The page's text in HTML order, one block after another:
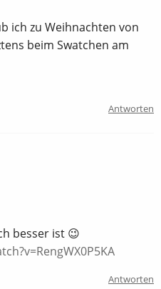
ich zu Weihnachten von
beim Swatchen am
Antworten
besser ist 😉
Antworten